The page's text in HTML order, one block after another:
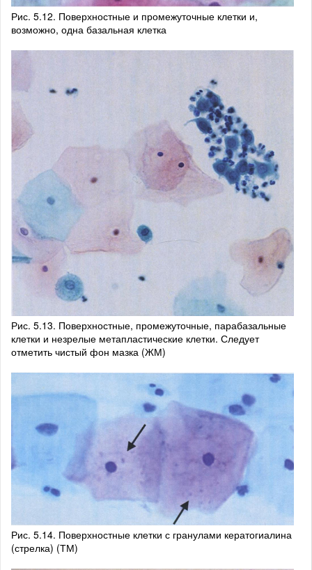
Рис. 5.12. Поверхностные и промежуточные клетки и,
возможно, одна базальная клетка
Рис. 5.13. Поверхностные, промежуточные, парабазальные
клетки и незрелые метапластические клетки. Следует
отметить чистый фон мазка (ЖМ)
Рис. 5.14. Поверхностные клетки с гранулами кератогиалина
(стрелка) (ТМ)